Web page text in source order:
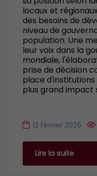
locaux et
des besoins de
niveau de
population. Une
leur voix dans la
mondiale,
prise de décision
place
plus grand impact
12 février 2025
Lire la suite